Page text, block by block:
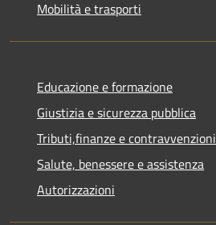
Mobilità e trasporti
Educazione e formazione
Giustizia e sicurezza pubblica
Tributi,finanze e contravvenzioni
Salute, benessere e assistenza
Autorizzazioni